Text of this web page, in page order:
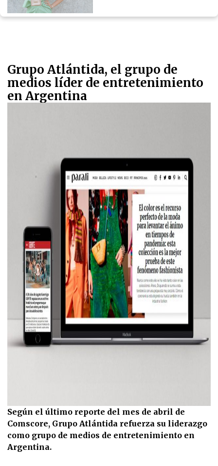
Grupo Atlántida, el grupo de
medios líder de entretenimiento
en Argentina
Según el último reporte del mes de abril de
Comscore, Grupo Atlántida refuerza su liderazgo
como grupo de medios de entretenimiento en
Argentina.